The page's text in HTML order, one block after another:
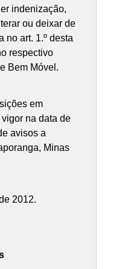
indenização,
ou deixar de
no art. 1.º desta
respectivo
Bem Móvel.
em
na data de
avisos a
Minas
2012.